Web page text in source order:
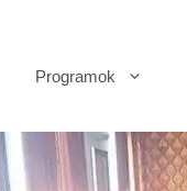
Programok